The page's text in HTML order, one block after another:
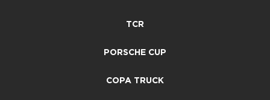
TCR
PORSCHE CUP
COPA TRUCK